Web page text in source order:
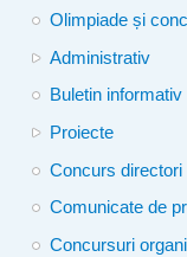
Olimpiade și
Administrativ
Buletin informativ
Proiecte
Concurs directori
Comunicate de
Concursuri